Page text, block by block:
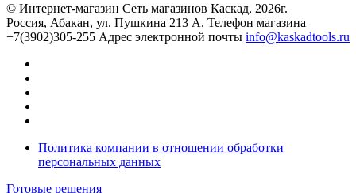
© Интернет-магазин Сеть магазинов Каскад, 2026г.
Россия, Абакан, ул. Пушкина 213 А. Телефон магазина
+7(3902)305-255 Адрес электронной почты info@kaskadtools.ru
Политика компании в отношении обработки
персональных данных
Готовые решения